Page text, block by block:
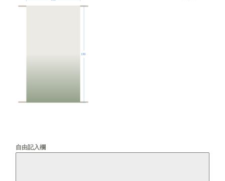
自由記入欄